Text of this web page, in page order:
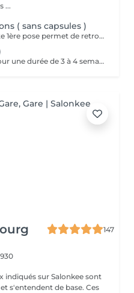
...
( sans capsules )
Pour les ongles trop courts, cette 1ère pose permet de retrouver une longueur normale et naturelle. Extension des ongles avec un gel à base de fibres de soie et d'un papier forme. Nous n'utilisons ni colle ni capsules en plastiques.
Pour des ongles impeccables pour une durée de 3 à 4 semaines, optez pour le gel. Nous respectons la santé de l'ongle naturel et nous veillons à faire très attention lors de la préparation et surtout du retrait du gel lors des remplissages. Nous utilisons des gels nouvelle génération auto égalisants. Lysiane, véritable professionnelle de l'onglerie, vous réconciliera avec les idées préconcues sur cette méthode. Le polissage se fait entre 10 et 15 jours max après le dernier remplissage pour une retouche avant le prochain. En aucun cas nous ne pouvons faire 2 polissage de suite. Et si nous trouvons que les ongles ont trop repoussés, nous ferons un remplissage afin de ne pas fragiliser vos ongles. Le polissage est un dépannage entre 2 rdv remplissages à faire exceptionnellement. Nous recommandons toujours le remplissage toutes les 3 semaines.
147
indiqués sur Salonkee sont
s'entendent de base. Ces